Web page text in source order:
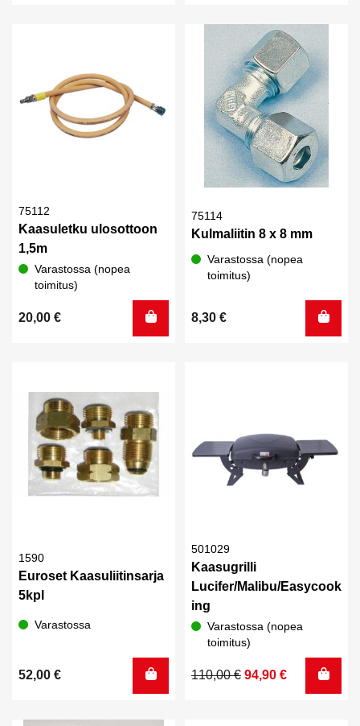
75112
Kaasuletku ulosottoon
1,5m
Varastossa (nopea
toimitus)
20,00 €
75114
Kulmaliitin 8 x 8 mm
Varastossa (nopea
toimitus)
8,30 €
1590
Euroset Kaasuliitinsarja
5kpl
Varastossa
52,00 €
501029
Kaasugrilli
Lucifer/Malibu/Easycook
ing
Varastossa (nopea
toimitus)
110,00€
Alkuperäinen
94,90 €
Nykyinen